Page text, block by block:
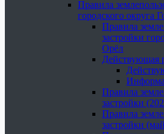
Правила
городского округа
Правила
застройки
Орёл
Действующая
Правила
застройки
Правила
застройки